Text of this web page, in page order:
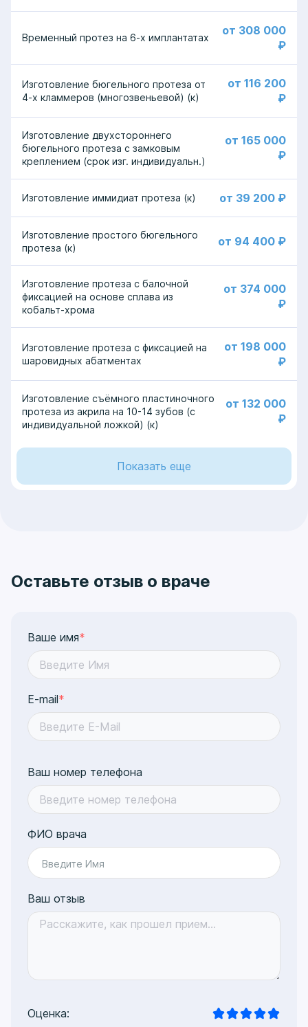
Временный протез на 6-х имплантатах
от 308 000
₽
Изготовление бюгельного протеза от
4-х кламмеров (многозвеньевой) (к)
от 116 200
₽
Изготовление двухстороннего
бюгельного протеза с замковым
креплением (срок изг. индивидуальн.)
от 165 000
₽
Изготовление иммидиат протеза (к) от 39 200 ₽
Изготовление простого бюгельного
протеза (к)
от 94 400 ₽
Изготовление протеза с балочной
фиксацией на основе сплава из
кобальт-хрома
от 374 000
₽
Изготовление протеза с фиксацией на
шаровидных абатментах
от 198 000
₽
Изготовление съёмного пластиночного
протеза из акрила на 10-14 зубов (с
индивидуальной ложкой) (к)
от 132 000
₽
Показать еще
Оставьте отзыв о враче
Ваше имя*
E-mail*
Ваш номер телефона
ФИО врача
Введите Имя
Оценка:
Ваш отзыв